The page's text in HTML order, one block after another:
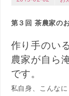
第３回 茶農家の
作り手のい
農家が自ら
です。
私自身、こんな